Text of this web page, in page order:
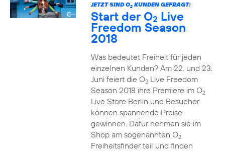
JETZT SIND O2KUNDEN GEFRAGT:
Start der O2 Live
Freedom Season
2018
Was bedeutet Freiheit für jeden
einzelnen Kunden? Am 22. und 23.
Juni feiert die O2Live Freedom
Season 2018 ihre Premiere im O2
Live Store Berlin und Besucher
können spannende Preise
gewinnen. Dafür nehmen sie im
Shop am sogenannten O2
Freiheitsfinder teil und finden